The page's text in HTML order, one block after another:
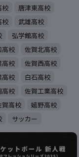
校
唐津東高校
校
武雄高校
弘学館高校
高校
佐賀北高校
高校
佐賀西高校
高校
白石高校
高校
佐賀工業高校
賀高校
嬉野高校
サッカー